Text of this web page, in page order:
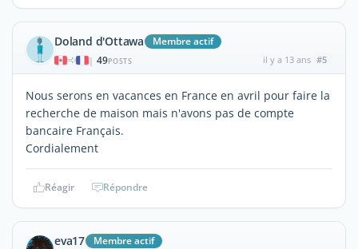
Doland d'Ottawa Membre actif
| 49POSTS il y a 13 ans #5
Nous serons en vacances en France en avril pour faire la
recherche de maison mais n'avons pas de compte
bancaire Français.
Cordialement
Réagir Répondre
eva17 Membre actif